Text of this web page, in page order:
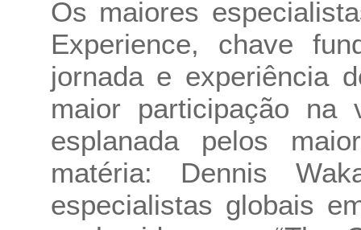
Os maiores
Experience, chave
jornada e experiência
maior participação na
esplanada pelos
matéria: Dennis
especialistas globais